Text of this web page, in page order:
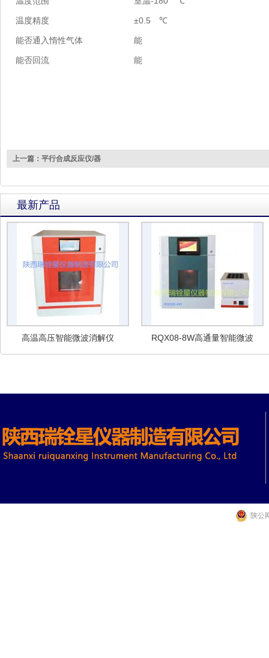
温度精度 ±0.5 ℃
能否通入惰性气体 能
能否回流 能
上一篇：平行合成反应仪/器
最新产品
高温高压智能微波消解仪
RQX08-8W高通量智能微波
消解仪
陕公